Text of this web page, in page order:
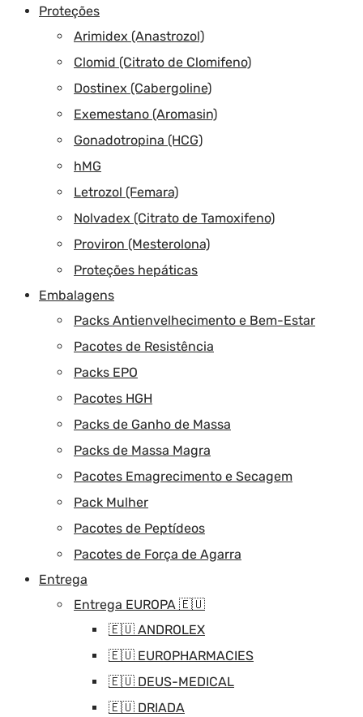
Proteções
Arimidex (Anastrozol)
Clomid (Citrato de Clomifeno)
Dostinex (Cabergoline)
Exemestano (Aromasin)
Gonadotropina (HCG)
hMG
Letrozol (Femara)
Nolvadex (Citrato de Tamoxifeno)
Proviron (Mesterolona)
Proteções hepáticas
Embalagens
Packs Antienvelhecimento e Bem-Estar
Pacotes de Resistência
Packs EPO
Pacotes HGH
Packs de Ganho de Massa
Packs de Massa Magra
Pacotes Emagrecimento e Secagem
Pack Mulher
Pacotes de Peptídeos
Pacotes de Força de Agarra
Entrega
Entrega EUROPA 🇪🇺
🇪🇺 ANDROLEX
🇪🇺 EUROPHARMACIES
🇪🇺 DEUS-MEDICAL
🇪🇺 DRIADA